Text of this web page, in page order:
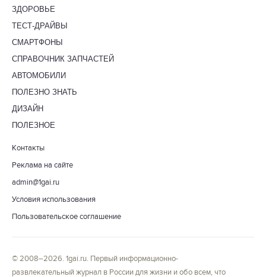
ЗДОРОВЬЕ
ТЕСТ-ДРАЙВЫ
СМАРТФОНЫ
СПРАВОЧНИК ЗАПЧАСТЕЙ
АВТОМОБИЛИ
ПОЛЕЗНО ЗНАТЬ
ДИЗАЙН
ПОЛЕЗНОЕ
Контакты
Реклама на сайте
admin@1gai.ru
Условия использования
Пользовательское соглашение
© 2008–2026. 1gai.ru. Первый информационно-
развлекательный журнал в России для жизни и обо всем, что